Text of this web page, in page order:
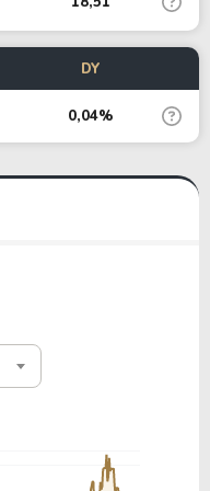
DY
0,04%